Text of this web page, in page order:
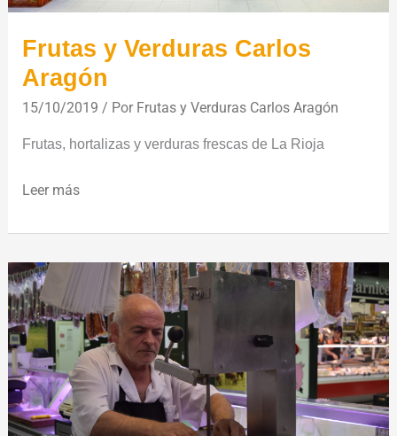
Frutas y Verduras Carlos
Aragón
15/10/2019 / Por Frutas y Verduras Carlos Aragón
Frutas, hortalizas y verduras frescas de La Rioja
Leer más
Carnicería
Vivar